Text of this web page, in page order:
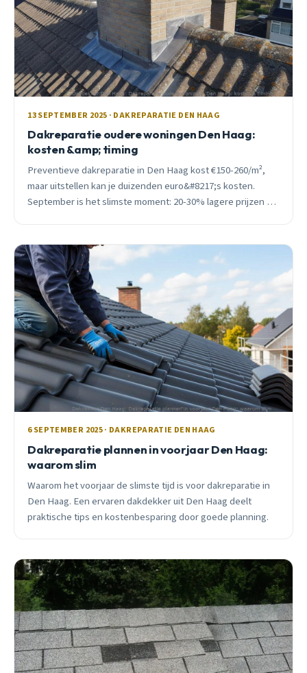
13 SEPTEMBER 2025 · DAKREPARATIE DEN HAAG
Dakreparatie oudere woningen Den Haag:
kosten &amp; timing
Preventieve dakreparatie in Den Haag kost €150-260/m²,
maar uitstellen kan je duizenden euro&#8217;s kosten.
September is het slimste moment: 20-30% lagere prijzen en
6 SEPTEMBER 2025 · DAKREPARATIE DEN HAAG
Dakreparatie plannen in voorjaar Den Haag:
waarom slim
Waarom het voorjaar de slimste tijd is voor dakreparatie in
Den Haag. Een ervaren dakdekker uit Den Haag deelt
praktische tips en kostenbesparing door goede planning.